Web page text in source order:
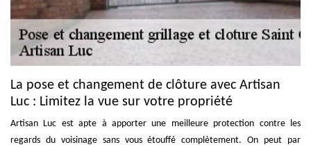
La pose et changement de clôture avec Artisan
Luc : Limitez la vue sur votre propriété
Artisan Luc est apte à apporter une meilleure protection contre les
regards du voisinage sans vous étouffé complètement. On peut par